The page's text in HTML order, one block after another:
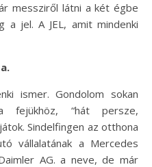
messziről látni a két égbe
jel. A JEL, amit mindenki
ismer. Gondolom sokan
fejükhöz, “hát persze,
Sindelfingen az otthona
vállalatának a Mercedes
AG. a neve, de már